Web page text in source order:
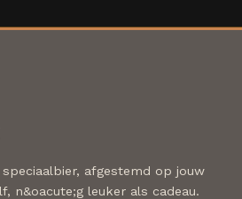
afgestemd op jouw
n&oacute;g leuker als cadeau.